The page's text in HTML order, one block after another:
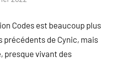
Codes est beaucoup plus
précédents de Cynic, mais
presque vivant des